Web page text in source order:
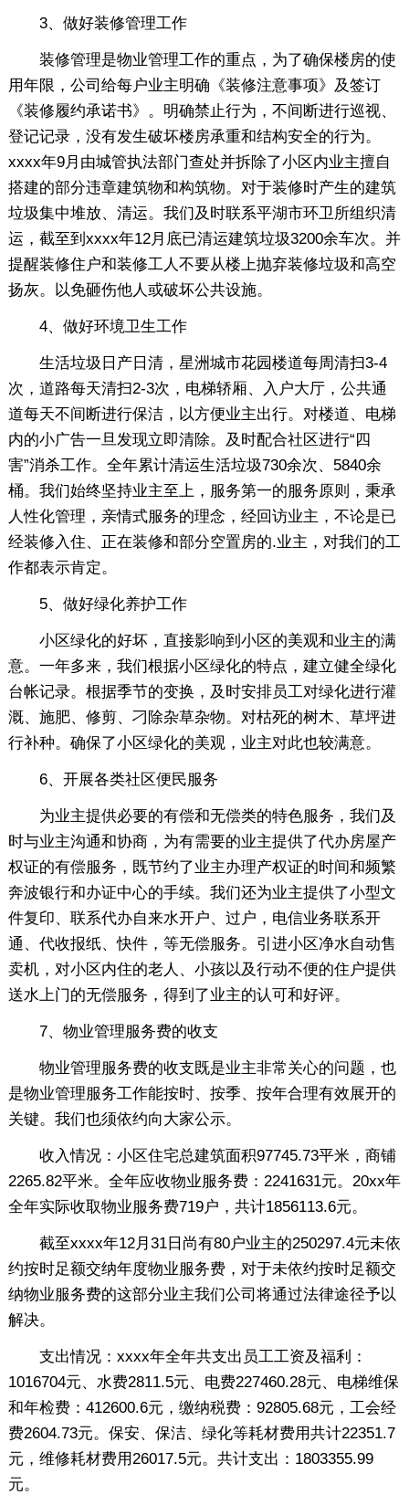
3、做好装修管理工作
装修管理是物业管理工作的重点，为了确保楼房的使
用年限，公司给每户业主明确《装修注意事项》及签订
《装修履约承诺书》。明确禁止行为，不间断进行巡视、
登记记录，没有发生破坏楼房承重和结构安全的行为。
xxxx年9月由城管执法部门查处并拆除了小区内业主擅自
搭建的部分违章建筑物和构筑物。对于装修时产生的建筑
垃圾集中堆放、清运。我们及时联系平湖市环卫所组织清
运，截至到xxxx年12月底已清运建筑垃圾3200余车次。并
提醒装修住户和装修工人不要从楼上抛弃装修垃圾和高空
扬灰。以免砸伤他人或破坏公共设施。
4、做好环境卫生工作
生活垃圾日产日清，星洲城市花园楼道每周清扫3-4
次，道路每天清扫2-3次，电梯轿厢、入户大厅，公共通
道每天不间断进行保洁，以方便业主出行。对楼道、电梯
内的小广告一旦发现立即清除。及时配合社区进行“四
害”消杀工作。全年累计清运生活垃圾730余次、5840余
桶。我们始终坚持业主至上，服务第一的服务原则，秉承
人性化管理，亲情式服务的理念，经回访业主，不论是已
经装修入住、正在装修和部分空置房的.业主，对我们的工
作都表示肯定。
5、做好绿化养护工作
小区绿化的好坏，直接影响到小区的美观和业主的满
意。一年多来，我们根据小区绿化的特点，建立健全绿化
台帐记录。根据季节的变换，及时安排员工对绿化进行灌
溉、施肥、修剪、刁除杂草杂物。对枯死的树木、草坪进
行补种。确保了小区绿化的美观，业主对此也较满意。
6、开展各类社区便民服务
为业主提供必要的有偿和无偿类的特色服务，我们及
时与业主沟通和协商，为有需要的业主提供了代办房屋产
权证的有偿服务，既节约了业主办理产权证的时间和频繁
奔波银行和办证中心的手续。我们还为业主提供了小型文
件复印、联系代办自来水开户、过户，电信业务联系开
通、代收报纸、快件，等无偿服务。引进小区净水自动售
卖机，对小区内住的老人、小孩以及行动不便的住户提供
送水上门的无偿服务，得到了业主的认可和好评。
7、物业管理服务费的收支
物业管理服务费的收支既是业主非常关心的问题，也
是物业管理服务工作能按时、按季、按年合理有效展开的
关键。我们也须依约向大家公示。
收入情况：小区住宅总建筑面积97745.73平米，商铺
2265.82平米。全年应收物业服务费：2241631元。20xx年
全年实际收取物业服务费719户，共计1856113.6元。
截至xxxx年12月31日尚有80户业主的250297.4元未依
约按时足额交纳年度物业服务费，对于未依约按时足额交
纳物业服务费的这部分业主我们公司将通过法律途径予以
解决。
支出情况：xxxx年全年共支出员工工资及福利：
1016704元、水费2811.5元、电费227460.28元、电梯维保
和年检费：412600.6元，缴纳税费：92805.68元，工会经
费2604.73元。保安、保洁、绿化等耗材费用共计22351.7
元，维修耗材费用26017.5元。共计支出：1803355.99
元。